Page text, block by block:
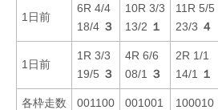
1日前
6R 4/4
18/4 ３
10R 3/3
13/2 １
11R 5/5
23/3 ４
1日前
1R 3/3
19/5 ３
4R 6/6
08/1
３
2R 1/1
14/1
１
各枠走数 001100 001001 100010